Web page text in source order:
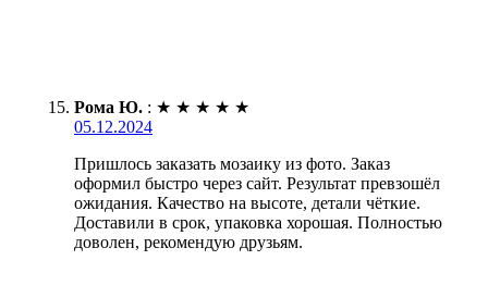
Рома Ю. : ★ ★ ★ ★ ★
05.12.2024
Пришлось заказать мозаику из фото. Заказ
оформил быстро через сайт. Результат превзошёл
ожидания. Качество на высоте, детали чёткие.
Доставили в срок, упаковка хорошая. Полностью
доволен, рекомендую друзьям.